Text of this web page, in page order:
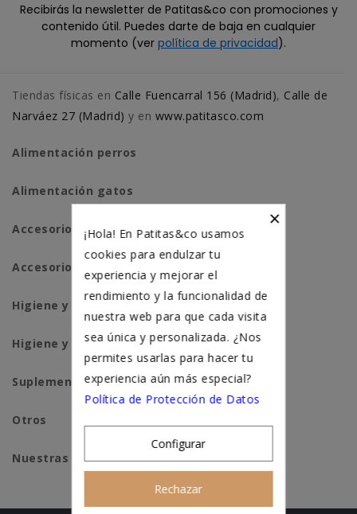
Recibirás la newsletter de Patitas&co con promociones y
contenido útil. Puedes darte de baja en cualquier
momento (ver política de privacidad).
Tiendas físicas en Calle Fuencarral 156 (Madrid), Calle de
Narváez 27 (Madrid) y en www.patitasco.com
Alimentación perros
Alimentación gatos
Accesorios perros
Accesorios para gatos
Higiene y salud perros
Higiene y salud gatos
Suplementación natural
Otros
Nuestras tiendas
×
¡Hola! En Patitas&co usamos
cookies para endulzar tu
experiencia y mejorar el
rendimiento y la funcionalidad de
nuestra web para que cada visita
sea única y personalizada. ¿Nos
permites usarlas para hacer tu
experiencia aún más especial?
Política de Protección de Datos
Configurar
Rechazar